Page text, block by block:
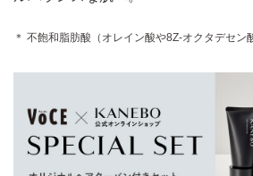
＊ 不飽和脂肪酸（オレイン酸や8Z-オクタデセン